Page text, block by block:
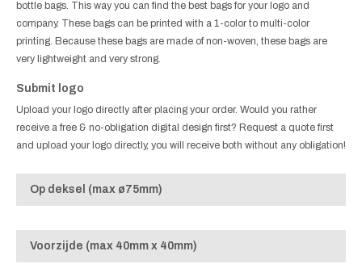
bottle bags. This way you can find the best bags for your logo and
company. These bags can be printed with a 1-color to multi-color
printing. Because these bags are made of non-woven, these bags are
very lightweight and very strong.
Submit logo
Upload your logo directly after placing your order. Would you rather
receive a free & no-obligation digital design first? Request a quote first
and upload your logo directly, you will receive both without any obligation!
Op deksel (max ø75mm)
Voorzijde (max 40mm x 40mm)